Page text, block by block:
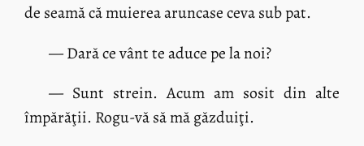
de seamă că muierea aruncase ceva sub pat.
— Dară ce vânt te aduce pe la noi?
— Sunt strein. Acum am sosit din alte
împărăţii. Rogu-vă să mă găzduiţi.